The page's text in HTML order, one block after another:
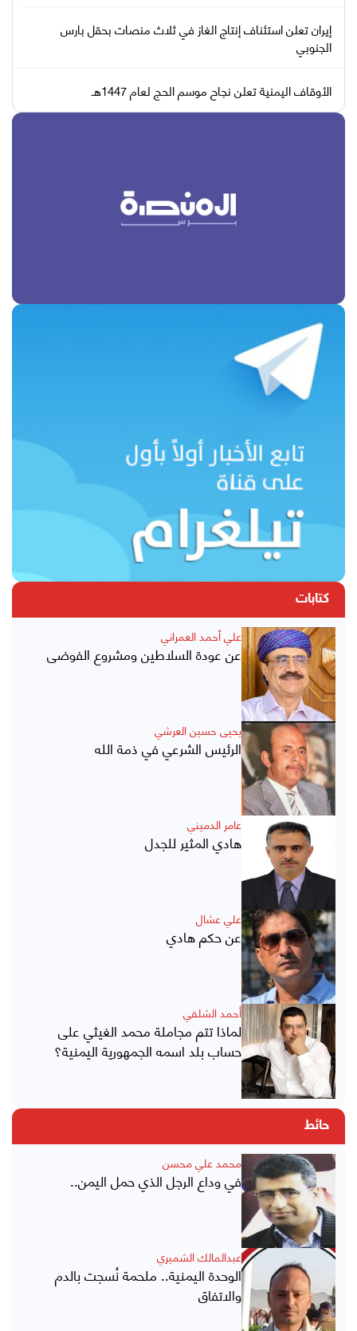
إيران تعلن استئناف إنتاج الغاز في ثلاث منصات بحقل بارس
الجنوبي
الأوقاف اليمنية تعلن نجاح موسم الحج لعام 1447هـ
كتابات
علي أحمد العمراني
عن عودة السلاطين ومشروع الفوضى
يحيى حسين العرشي
الرئيس الشرعي في ذمة الله
عامر الدميني
هادي المثير للجدل
علي عشال
عن حكم هادي
أحمد الشلفي
لماذا تتم مجاملة محمد الغيثي على
حساب بلد اسمه الجمهورية اليمنية؟
حائط
محمد علي محسن
في وداع الرجل الذي حمل اليمن..
عبدالمالك الشميري
الوحدة اليمنية.. ملحمة نُسجت بالدم
والاتفاق